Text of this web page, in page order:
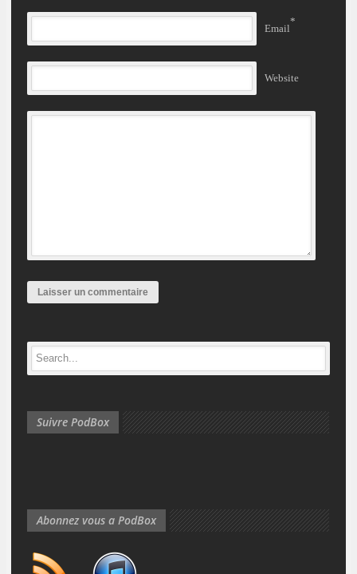
Email
*
Website
Suivre PodBox
Abonnez vous a PodBox